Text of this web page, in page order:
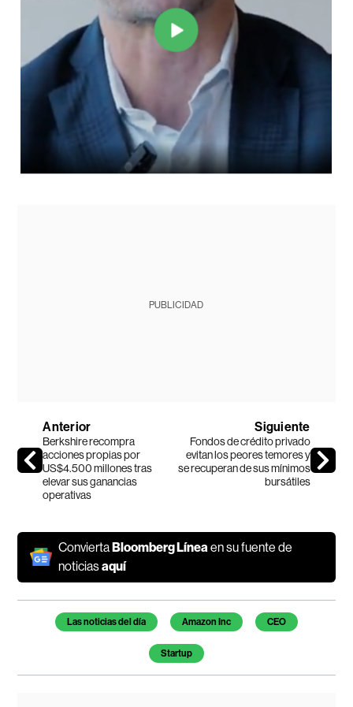
PUBLICIDAD
Anterior
Berkshire recompra
acciones propias por
US$4.500 millones tras
elevar sus ganancias
operativas
Siguiente
Fondos de crédito privado
evitan los peores temores y
se recuperan de sus mínimos
bursátiles
ConviertaBloomberg Líneaen su fuente de
noticiasaquí
Temas de este artículo
Las noticias del día Amazon Inc CEO
Startup